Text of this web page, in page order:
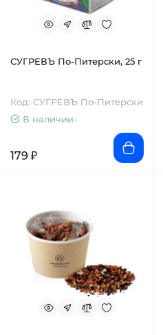
СУГРЕВЪ По-Питерски, 25 г
Код: СУГРЕВЪ По-Питерски
В наличии-
179 ₽